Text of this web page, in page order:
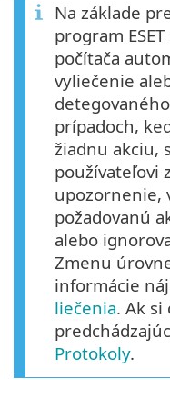
Na základe
program
počítača
vyliečenie
prípadoch,
žiadnu akciu,
používateľovi
upozornenie,
požadovanú
alebo
Zmenu
informácie
liečenia. Ak
Protokoly.